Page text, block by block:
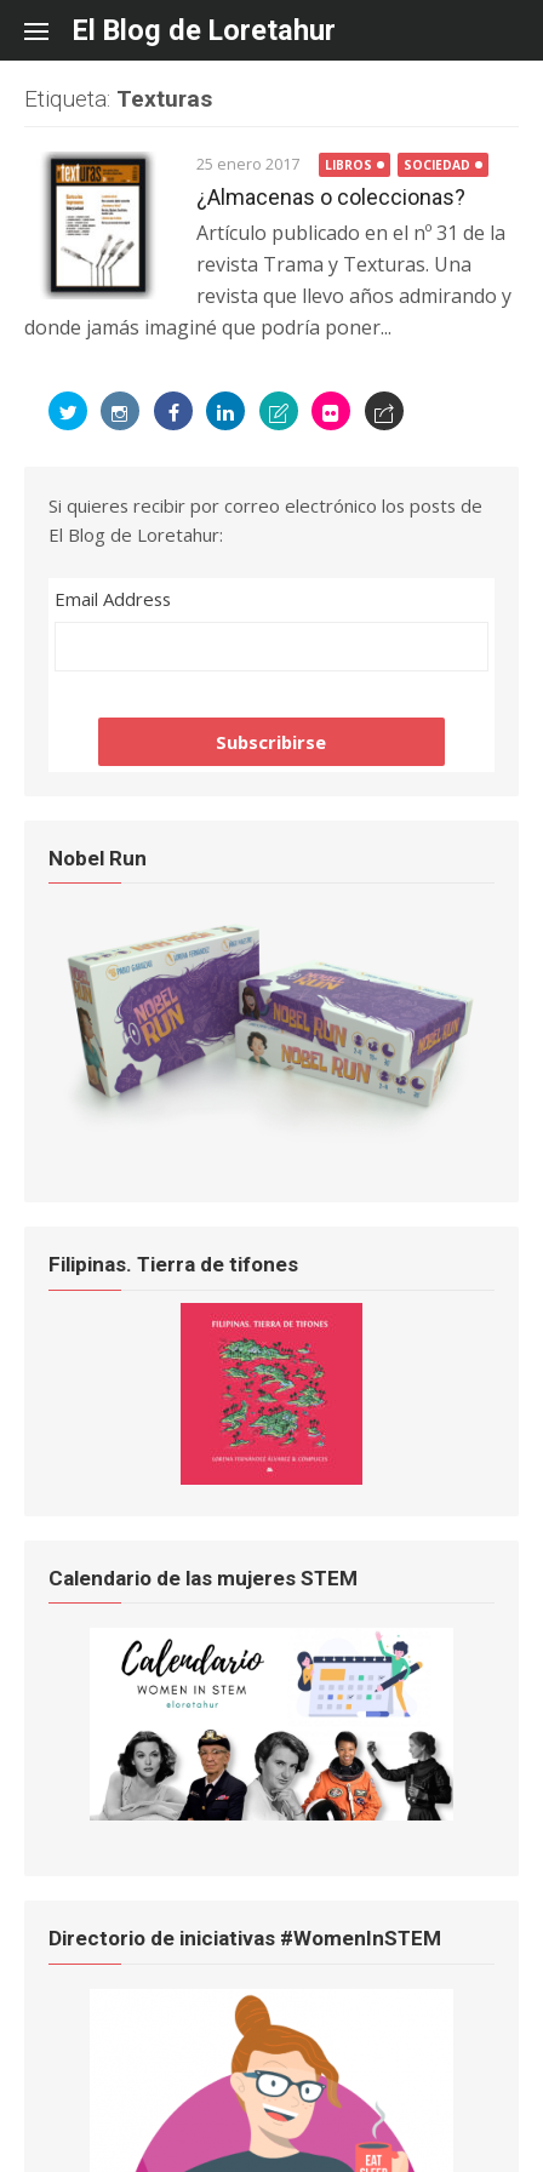
content
El Blog de Loretahur
Etiqueta: Texturas
25 enero 2017 LIBROS SOCIEDAD
¿Almacenas o coleccionas?
Artículo publicado en el nº 31 de la
revista Trama y Texturas. Una
revista que llevo años admirando y
donde jamás imaginé que podría poner...
Si quieres recibir por correo electrónico los posts de
El Blog de Loretahur:
Email Address
Nobel Run
Filipinas. Tierra de tifones
Calendario de las mujeres STEM
Directorio de iniciativas #WomenInSTEM